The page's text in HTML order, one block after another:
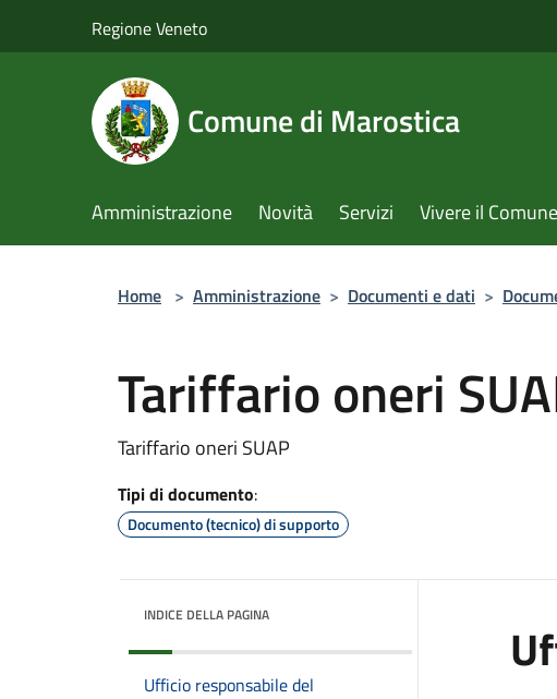
Regione Veneto
Comune di Marostica
Amministrazione Novità Servizi Vivere il Comune
Home > Amministrazione > Documenti e dati >
Tariffario oneri
Tariffario oneri SUAP
Tipi di documento:
Documento (tecnico) di supporto
INDICE DELLA PAGINA
Ufficio responsabile del